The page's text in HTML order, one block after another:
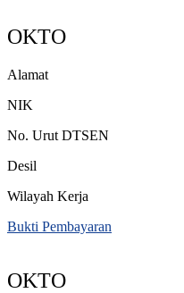
OKTO
Alamat
NIK
No. Urut DTSEN
Desil
Wilayah Kerja
Bukti Pembayaran
OKTO